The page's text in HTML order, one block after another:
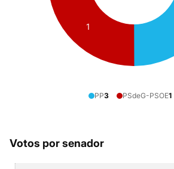
1
PP3 PSdeG-PSOE1
Votos por senador